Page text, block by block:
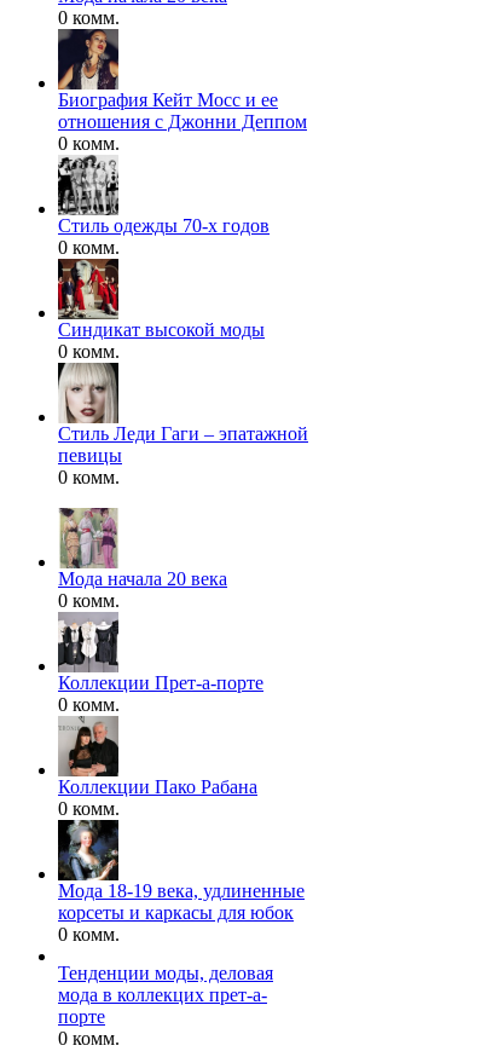
0 комм.
Биография Кейт Мосс и ее
отношения с Джонни Деппом
0 комм.
Стиль одежды 70-х годов
0 комм.
Синдикат высокой моды
0 комм.
Стиль Леди Гаги – эпатажной
певицы
0 комм.
Мода начала 20 века
0 комм.
Коллекции Прет-а-порте
0 комм.
Коллекции Пако Рабана
0 комм.
Мода 18-19 века, удлиненные
корсеты и каркасы для юбок
0 комм.
Тенденции моды, деловая
мода в коллекцих прет-а-
порте
0 комм.